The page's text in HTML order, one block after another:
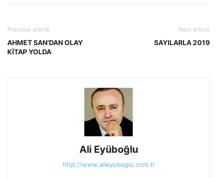
Previous article
AHMET SAN’DAN OLAY
KİTAP YOLDA
Next article
SAYILARLA 2019
Ali Eyüboğlu
http://www.alieyuboglu.com.tr